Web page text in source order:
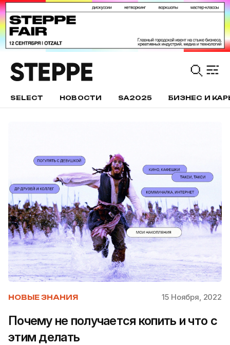
SELECT НОВОСТИ SA2025 БИЗНЕС И
НОВЫЕ ЗНАНИЯ 15 Ноября, 2022
Почему не получается копить и что с
этим делать